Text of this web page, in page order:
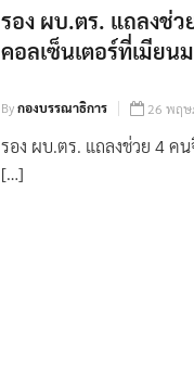
รอง ผบ.ตร. แถลงช่
คอลเซ็นเตอร์ที่เมียน
Byกองบรรณาธิการ 26 พฤษ
รอง ผบ.ตร. แถลงช่วย 4 ค
[…]